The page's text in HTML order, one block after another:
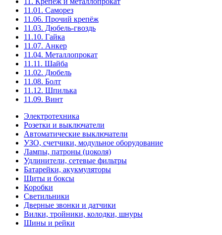
11.01. Саморез
11.06. Прочий крепёж
11.03. Дюбель-гвоздь
11.10. Гайка
11.07. Анкер
11.04. Металлопрокат
11.11. Шайба
11.02. Дюбель
11.08. Болт
11.12. Шпилька
11.09. Винт
Электротехника
Розетки и выключатели
Автоматические выключатели
УЗО, счетчики, модульное оборудование
Лампы, патроны (цоколя)
Удлинители, сетевые фильтры
Батарейки, акукмуляторы
Щиты и боксы
Коробки
Светильники
Дверные звонки и датчики
Вилки, тройники, колодки, шнуры
Шины и рейки